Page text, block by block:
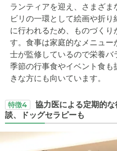
ランティアを迎え、さまざ
ビリの一環として絵画や折
に行われるため、ものづく
す。食事は家庭的なメニュ
士が監修しているので栄養バ
季節の行事食やイベント食
きな方にも向いています。
特徴4
協力医による定期的
談、ドッグセラピーも